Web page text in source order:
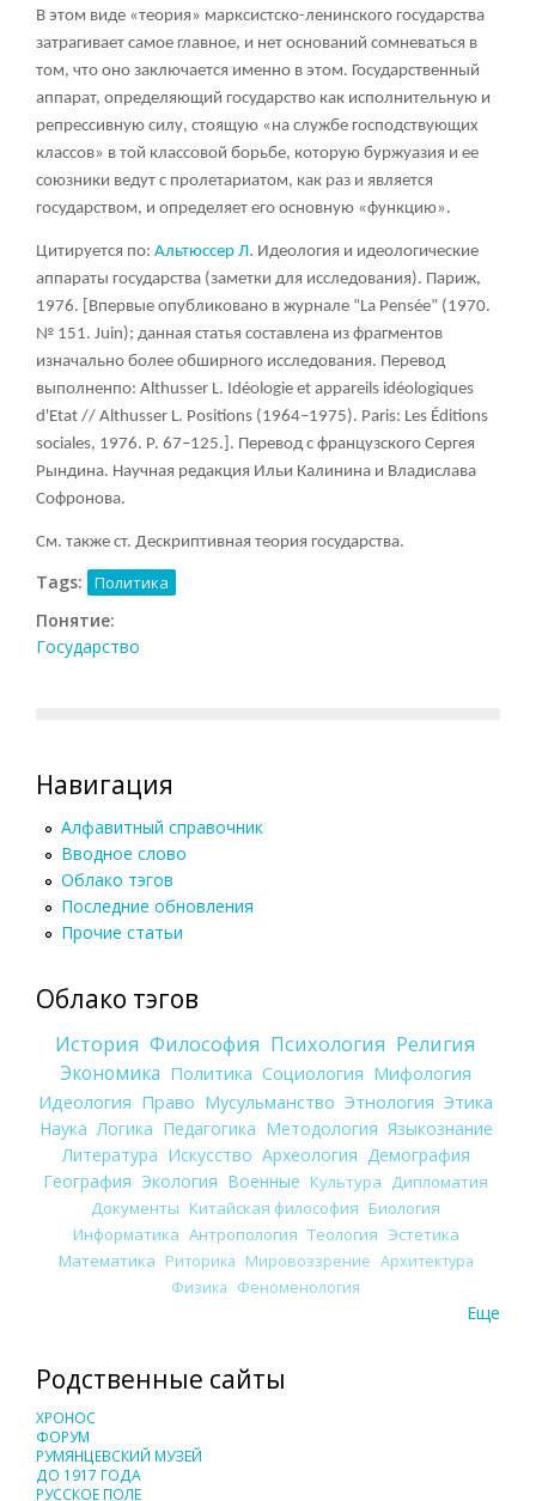
В этом виде «теория» марксистско-ленинского государства
затрагивает самое главное, и нет оснований сомневаться в
том, что оно заключается именно в этом. Государственный
аппарат, определяющий государство как исполнительную и
репрессивную силу, стоящую «на службе господствующих
классов» в той классовой борьбе, которую буржуазия и ее
союзники ведут с пролетариатом, как раз и является
государством, и определяет его основную «функцию».
Цитируется по: Альтюссер Л. Идеология и идеологические
аппараты государства (заметки для исследования). Париж,
1976. [Впервые опубликовано в журнале “La Pensée” (1970.
№ 151. Juin); данная статья составлена из фрагментов
изначально более обширного исследования. Перевод
выполненпо: Althusser L. Idéologie et appareils idéologiques
d'Etat // Althusser L. Positions (1964–1975). Paris: Les Éditions
sociales, 1976. Р. 67–125.]. Перевод с французского Сергея
Рындина. Научная редакция Ильи Калинина и Владислава
Софронова.
См. также ст. Дескриптивная теория государства.
Tags: Политика
Понятие:
Государство
Навигация
Алфавитный справочник
Вводное слово
Облако тэгов
Последние обновления
Прочие статьи
Облако тэгов
История Философия Психология Религия
Экономика Политика Социология Мифология
Идеология Право Мусульманство Этнология Этика
Наука Логика Педагогика Методология Языкознание
Литература Искусство Археология Демография
География Экология Военные Культура
Дипломатия
Документы Китайская философия Биология
Информатика Антропология Теология Эстетика
Математика Риторика Мировоззрение Архитектура
Физика Феноменология
Еще
Родственные сайты
ХРОНОС
ФОРУМ
РУМЯНЦЕВСКИЙ МУЗЕЙ
ДО 1917 ГОДА
РУССКОЕ ПОЛЕ